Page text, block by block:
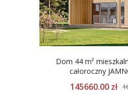
Dom 44 m²
całoroczny
145660.00 zł